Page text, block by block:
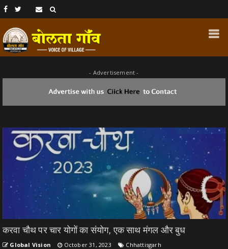
- Advertisement -
करवा चौथ पर चार योगों का संयोग, एक साथ मंगल और बुध
Global Vision October 31, 2023 Chhattisgarh